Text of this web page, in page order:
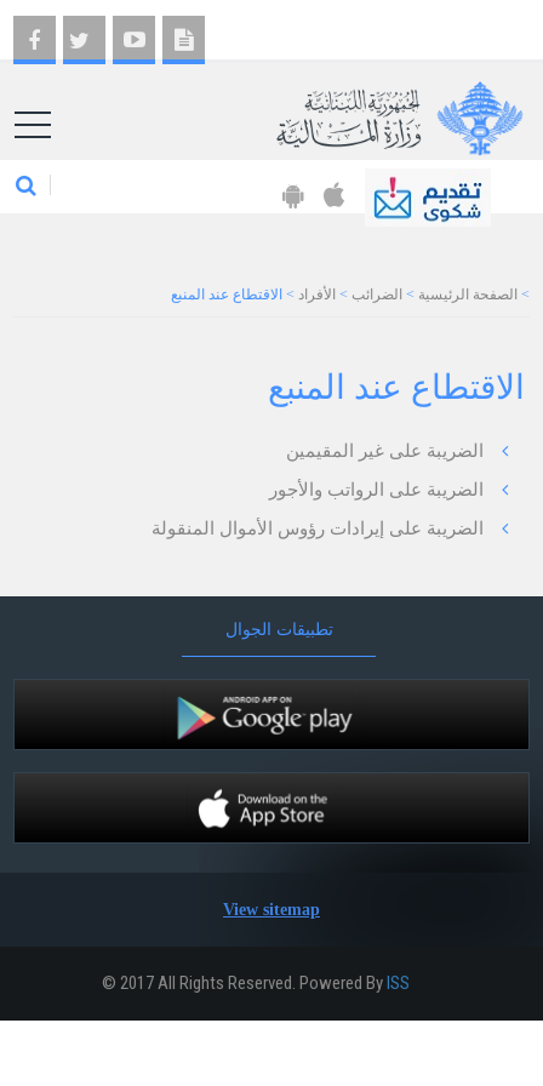
EN
> الصفحة الرئيسية > الضرائب > الأفراد > الاقتطاع عند المنبع
الاقتطاع عند المنبع
الضريبة على غير المقيمين
الضريبة على الرواتب والأجور
الضريبة على إيرادات رؤوس الأموال المنقولة
تطبيقات الجوال
View sitemap
© 2017 All Rights Reserved. Powered ByISS